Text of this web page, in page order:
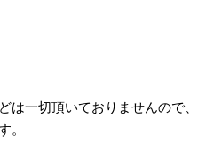
は一切頂いておりませんので
。